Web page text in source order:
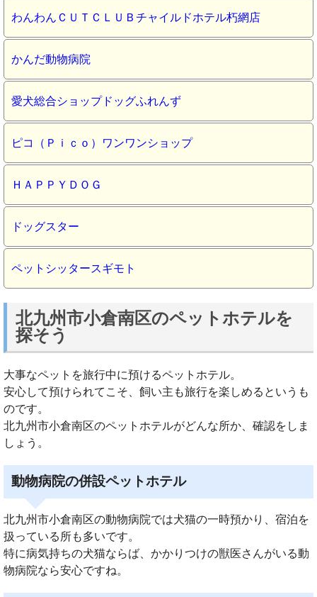
わんわんＣＵＴＣＬＵＢチャイルドホテル朽網店
かんだ動物病院
愛犬総合ショップドッグふれんず
ピコ（Ｐｉｃｏ）ワンワンショップ
ＨＡＰＰＹＤＯＧ
ドッグスター
ペットシッタースギモト
北九州市小倉南区のペットホテルを
探そう
大事なペットを旅行中に預けるペットホテル。
安心して預けられてこそ、飼い主も旅行を楽しめるというも
のです。
北九州市小倉南区のペットホテルがどんな所か、確認をしま
しょう。
動物病院の併設ペットホテル
北九州市小倉南区の動物病院では犬猫の一時預かり、宿泊を
扱っている所も多いです。
特に病気持ちの犬猫ならば、かかりつけの獣医さんがいる動
物病院なら安心ですね。